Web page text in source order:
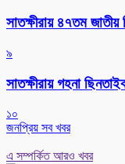
সাতক্ষীরায় ৪৭তম
৯
সাতক্ষীরায় গহনা
১০
জনপ্রিয় সব খবর
এ সম্পর্কিত আরও খবর